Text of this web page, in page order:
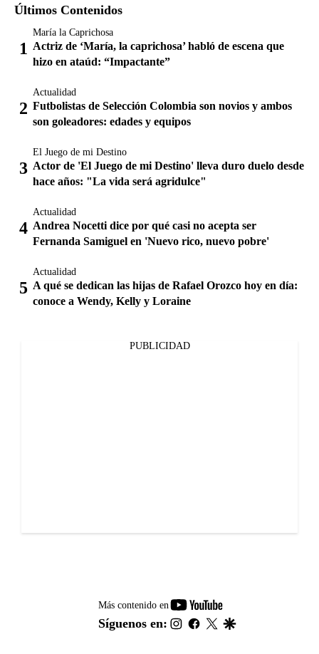
Últimos Contenidos
María la Caprichosa
Actriz de ‘María, la caprichosa’ habló de escena que
hizo en ataúd: “Impactante”
Actualidad
Futbolistas de Selección Colombia son novios y ambos
son goleadores: edades y equipos
El Juego de mi Destino
Actor de 'El Juego de mi Destino' lleva duro duelo desde
hace años: "La vida será agridulce"
Actualidad
Andrea Nocetti dice por qué casi no acepta ser
Fernanda Samiguel en 'Nuevo rico, nuevo pobre'
Actualidad
A qué se dedican las hijas de Rafael Orozco hoy en día:
conoce a Wendy, Kelly y Loraine
PUBLICIDAD
Más contenido en
youtube-
footer
Síguenos en: instagram
facebook
twitter